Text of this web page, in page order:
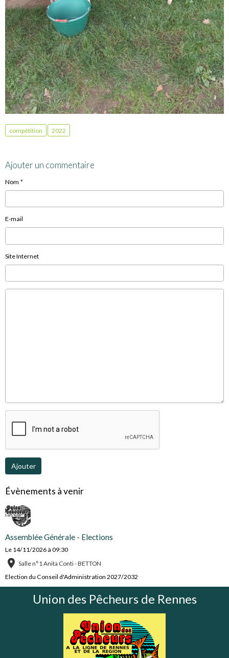
compétition 2022
Ajouter un commentaire
Nom
E-mail
Site Internet
Ajouter
Évènements à venir
Assemblée Générale - Elections
Le 14/11/2026 à 09:30
Salle n°1 Anita Conti - BETTON
Election du Conseil d'Administration 2027/2032
Union des Pêcheurs de Rennes